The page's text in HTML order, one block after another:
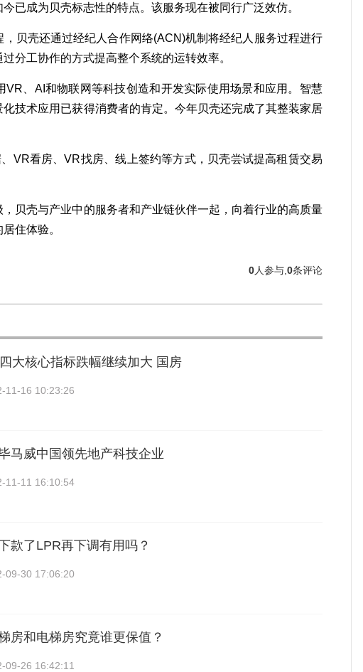
已成为贝壳标志性的特点。该服务现在被同行广泛效仿。
壳还通过经纪人合作网络(ACN)机制将经纪人服务过程进行
分工协作的方式提高整个系统的运转效率。
、AI和物联网等科技创造和开发实际使用场景和应用。智慧
技术应用已获得消费者的肯定。今年贝壳还完成了其整装家居
看房、VR找房、线上签约等方式，贝壳尝试提高租赁交易
壳与产业中的服务者和产业链伙伴一起，向着行业的高质量
住体验。
0条评论
0人参与,
大核心指标跌幅继续加大 国房
11-16 10:23:26
马威中国领先地产科技企业
11-11 16:10:54
款了LPR再下调有用吗？
09-30 17:06:20
房和电梯房究竟谁更保值？
09-26 16:42:11